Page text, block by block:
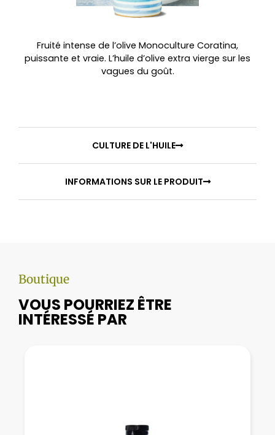
Fruité intense de l’olive Monoculture Coratina,
puissante et vraie. L’huile d’olive extra vierge sur les
vagues du goût.
CULTURE DE L'HUILE
INFORMATIONS SUR LE PRODUIT
Boutique
VOUS POURRIEZ ÊTRE
INTÉRESSÉ PAR